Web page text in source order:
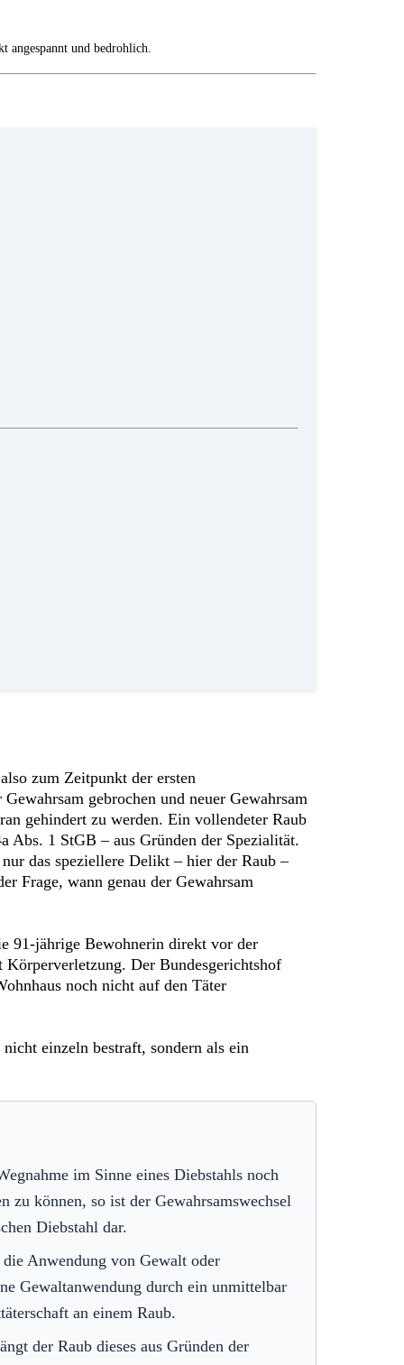
angespannt und bedrohlich.
zum Zeitpunkt der ersten
gebrochen und neuer Gewahrsam
gehindert zu werden. Ein vollendeter Raub
Abs. 1 StGB – aus Gründen der Spezialität.
das speziellere Delikt – hier der Raub –
Frage, wann genau der Gewahrsam
91-jährige Bewohnerin direkt vor der
Der Bundesgerichtshof
noch nicht auf den Täter
einzeln bestraft, sondern als ein
im Sinne eines Diebstahls noch
zu können, so ist der Gewahrsamswechsel
Diebstahl dar.
Anwendung von Gewalt oder
Gewaltanwendung durch ein unmittelbar
an einem Raub.
der Raub dieses aus Gründen der